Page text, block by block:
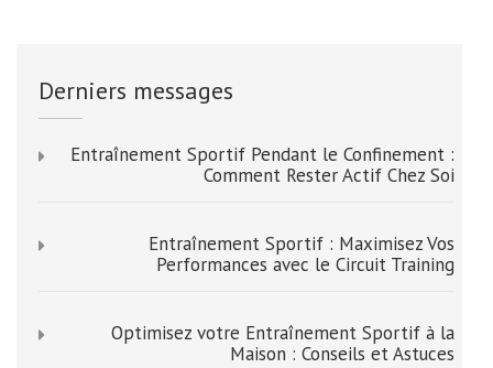
Derniers messages
Entraînement Sportif Pendant le Confinement :
Comment Rester Actif Chez Soi
Entraînement Sportif : Maximisez Vos
Performances avec le Circuit Training
Optimisez votre Entraînement Sportif à la
Maison : Conseils et Astuces